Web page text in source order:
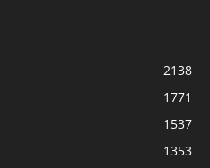
2138
1771
1537
1353